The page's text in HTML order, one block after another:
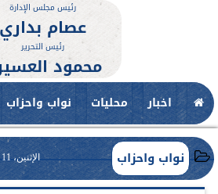
رئيس مجلس الإدارة
عصام بداري
رئيس التحرير
محمود
اخبار محليات نواب واحزاب
نواب واحزاب الإثنين، 11 مايو 2026